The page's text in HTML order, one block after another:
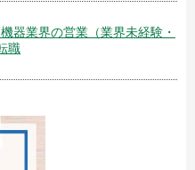
器業界の営業（業界未経験・
職